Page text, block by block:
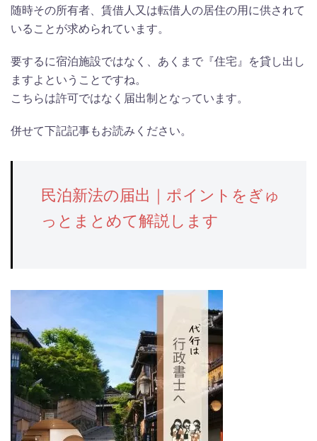
随時その所有者、賃借人又は転借人の居住の用に供されて
いることが求められています。
要するに宿泊施設ではなく、あくまで『住宅』を貸し出し
ますよということですね。
こちらは許可ではなく届出制となっています。
併せて下記記事もお読みください。
民泊新法の届出｜ポイントをぎゅ
っとまとめて解説します